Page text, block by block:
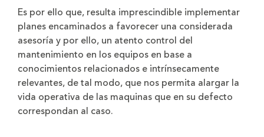
Es por ello que, resulta imprescindible implementar
planes encaminados a favorecer una considerada
asesoría y por ello, un atento control del
mantenimiento en los equipos en base a
conocimientos relacionados e intrínsecamente
relevantes, de tal modo, que nos permita alargar la
vida operativa de las maquinas que en su defecto
correspondan al caso.